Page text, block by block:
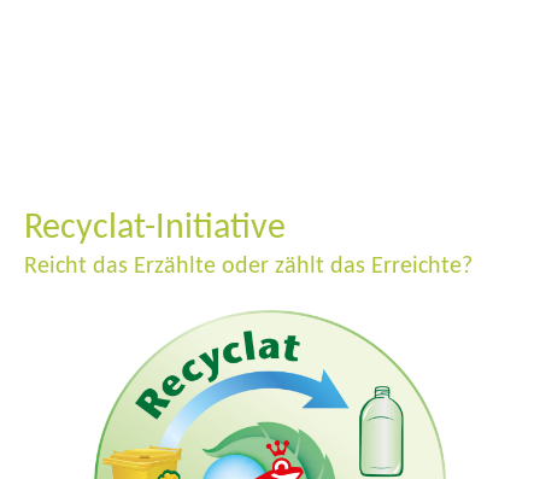
Recyclat-Initiative
Reicht das Erzählte oder zählt das Erreichte?